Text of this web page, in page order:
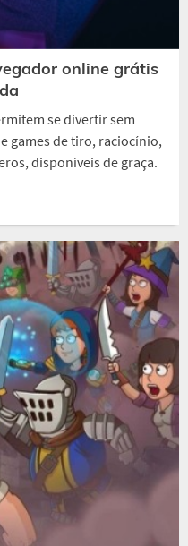
online grátis
se divertir sem
games de tiro, raciocínio,
disponíveis de graça.